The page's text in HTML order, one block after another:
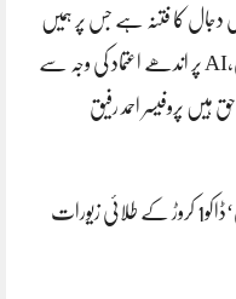
دجال کا فتنہ ہے جس پر ہمیں
فتح حاصل ہو گی،AI پر اندھے اعتماد کی وجہ سے
ہیں پروفیسر احمد رفیق
کلرسیداں ڈکیتی‘ڈاکو1 کروڑ کے طلائی زیورات